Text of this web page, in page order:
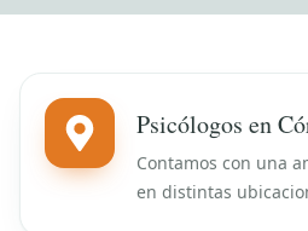
Psicólogos en
Contamos con una
en distintas